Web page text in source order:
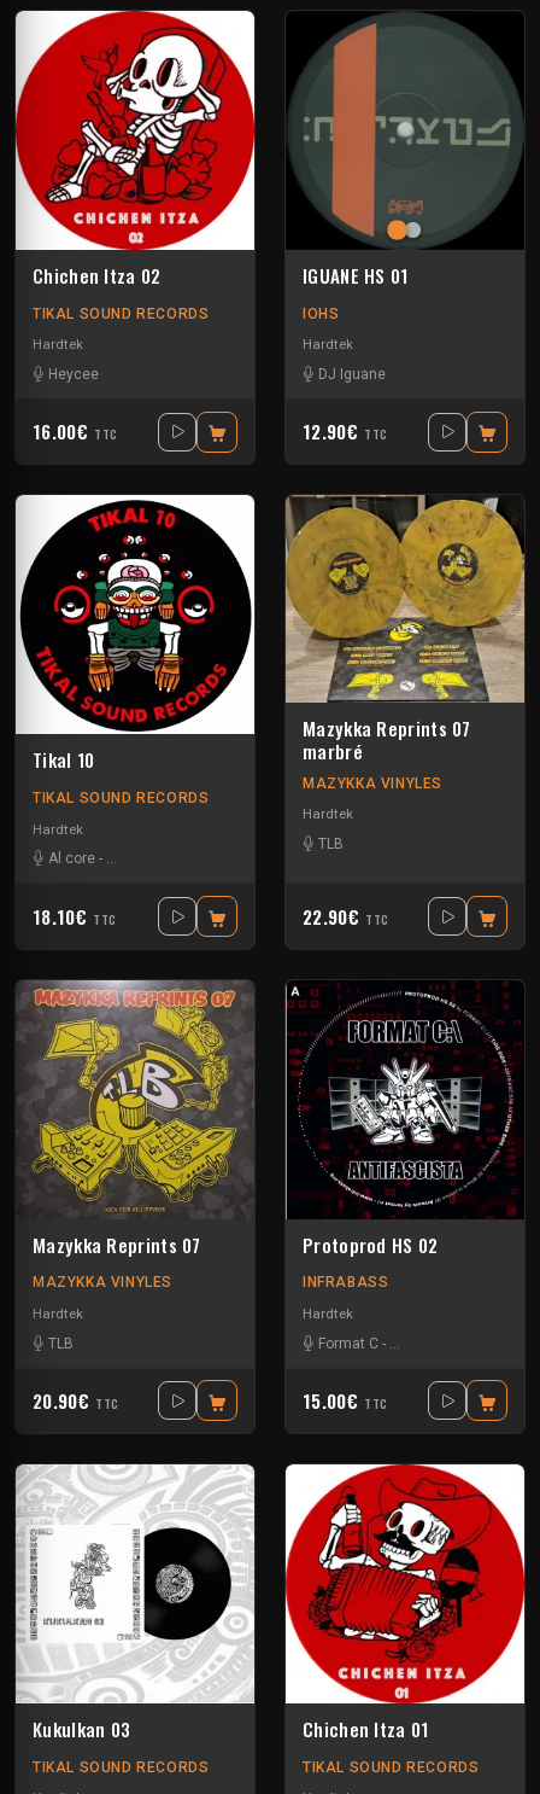
Chichen Itza 02
TIKAL SOUND RECORDS
Hardtek
Heycee
16.00€ TTC
IGUANE HS 01
IOHS
Hardtek
DJ Iguane
12.90€ TTC
Tikal 10
TIKAL SOUND RECORDS
Hardtek
Al core - Ben Chantier Mobile
18.10€ TTC
Mazykka Reprints 07
marbré
MAZYKKA VINYLES
Hardtek
TLB
22.90€ TTC
Mazykka Reprints 07
MAZYKKA VINYLES
Hardtek
TLB
20.90€ TTC
Protoprod HS 02
INFRABASS
Hardtek
Format C - Zebes Omega
15.00€ TTC
Kukulkan 03
TIKAL SOUND RECORDS
Chichen Itza 01
TIKAL SOUND RECORDS